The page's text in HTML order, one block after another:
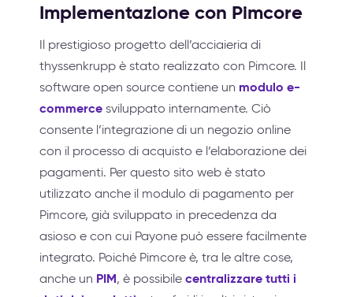
Implementazione con Pimcore
Il prestigioso progetto dell’acciaieria di
thyssenkrupp è stato realizzato con Pimcore. Il
software open source contiene un modulo e-
commerce sviluppato internamente. Ciò
consente l’integrazione di un negozio online
con il processo di acquisto e l’elaborazione dei
pagamenti. Per questo sito web è stato
utilizzato anche il modulo di pagamento per
Pimcore, già sviluppato in precedenza da
asioso e con cui Payone può essere facilmente
integrato. Poiché Pimcore è, tra le altre cose,
anche un PIM, è possibile centralizzare tutti i